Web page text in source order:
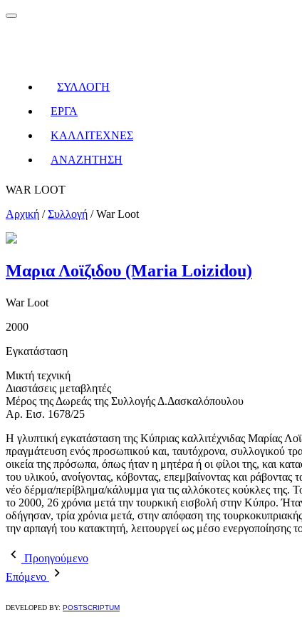
ΣΥΛΛΟΓΗ
ΕΡΓΑ
ΚΑΛΛΙΤΕΧΝΕΣ
ΑΝΑΖΗΤΗΣΗ
WAR LOOT
Αρχική /Συλλογή /War Loot
Μαρια Λοϊζιδου (Maria Loizidou)
War Loot
2000
Εγκατάσταση
Μικτή τεχνική
Διαστάσεις μεταβλητές
Μέρος της Δωρεάς της Συλλογής Δ.Δασκαλόπουλου
Αρ. Εισ. 1678/25
H γλυπτική εγκατάσταση της Κύπριας καλλιτέχνιδας Μαρίας
πραγμάτευση ενός προσωπικού και, ταυτόχρονα, συλλογικού
οικεία της πρόσωπα, όπως ήταν η μητέρα ή οι φίλοι της, και
του υλικού, ανοίγοντας, κόβοντας, επεμβαίνοντας και
νέο δέρμα/περίβλημα/κάλυμμα για τις αλλόκοτες κούκλες της.
το 2000, 26 χρόνια μετά την τουρκική εισβολή στην Κύπρο.
οδήγησαν, τρία χρόνια μετά, στην απόφαση της
την αρπαγή του κατακτητή, λειτουργεί ως μέσο ενεργοποίησης
Προηγούμενο
Επόμενο
DEVELOPED BY: POSTSCRIPTUM